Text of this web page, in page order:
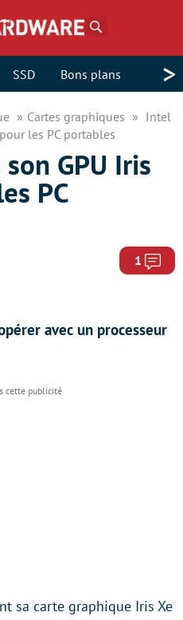
SSD Bons plans >
Cartes graphiques
Intel
les PC portables
GPU Iris
PC
1
avec un processeur
sa carte graphique Iris Xe